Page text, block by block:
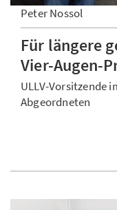
Peter Nossol
Für längere
Vier-Augen-
ULLV-Vorsitzende
Abgeordneten